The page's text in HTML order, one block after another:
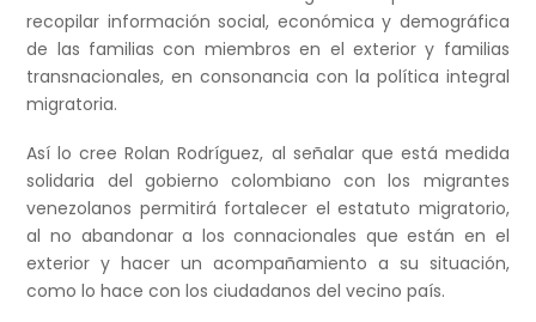
recopilar información social, económica y demográfica
de las familias con miembros en el exterior y familias
transnacionales, en consonancia con la política integral
migratoria.
Así lo cree Rolan Rodríguez, al señalar que está medida
solidaria del gobierno colombiano con los migrantes
venezolanos permitirá fortalecer el estatuto migratorio,
al no abandonar a los connacionales que están en el
exterior y hacer un acompañamiento a su situación,
como lo hace con los ciudadanos del vecino país.